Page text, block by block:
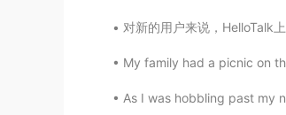
EN
Me too my dogs
对新的用户来说，HelloTalk上找别人帮忙，就像
My family had a picnic on
As I was hobbling past my